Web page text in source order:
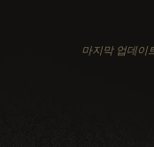
마지막 업데이